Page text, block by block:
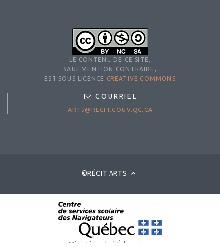
LE CONTENU DE CE SITE,
SAUF MENTION CONTRAIRE,
EST SOUS LICENCE
CREATIVE COMMONS
COURRIEL
ARTS@RECIT.GOUV.QC.CA
©RÉCIT ARTS
Ministère de l'Éducation